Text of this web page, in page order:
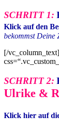
SCHRITT 1:
Klick auf den
bekommst Deine
[/
SCHRITT 2:
Ulrike &
Klick hier auf